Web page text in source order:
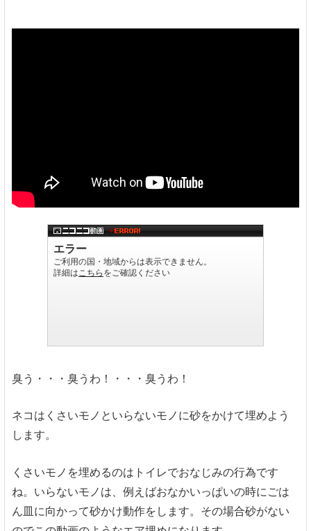
臭う・・・臭うわ！・・・臭うわ！
ネコはくさいモノといらないモノに砂をかけて埋めよう
します。
くさいモノを埋めるのはトイレでおなじみの行為です
ね。いらないモノは、例えばおなかいっぱいの時にごは
ん皿に向かって砂かけ動作をします。その場合砂がない